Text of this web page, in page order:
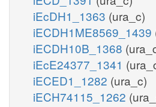
iEcDH1_1363 (ura_c)
iECDH1ME8569_1439
iECDH10B_1368
iEcE24377_1341
iECED1_1282 (ura_c)
iECH74115_1262